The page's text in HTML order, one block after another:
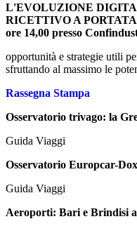
L'EVOLUZIONE
RICETTIVO A
ore 14,00 presso
opportunità e strategie utili
sfruttando al massimo le
Rassegna Stampa
Osservatorio trivago: la
Guida Viaggi
Osservatorio Europcar-
Guida Viaggi
Aeroporti: Bari e Brindisi